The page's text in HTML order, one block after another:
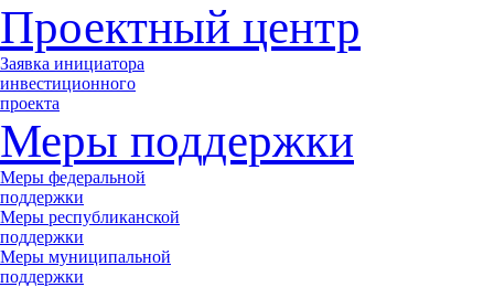
Проектный центр
Заявка инициатора
инвестиционного
проекта
Меры поддержки
Меры федеральной
поддержки
Меры республиканской
поддержки
Меры муниципальной
поддержки